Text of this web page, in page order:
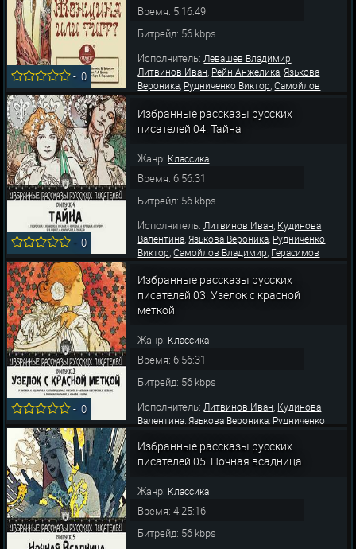
-0
Время: 5:16:49
Битрейд: 56 kbps
Исполнитель:Левашев Владимир,
Литвинов Иван, Рейн Анжелика,Язькова
Вероника, Рудниченко Виктор,Самойлов
-0
Избранные рассказы русских
писателей 04. Тайна
Жанр: Классика
Время: 6:56:31
Битрейд: 56 kbps
Исполнитель: Литвинов Иван Кудинова
Валентина Язькова Вероника Рудниченко
Виктор ,Самойлов Владимир Герасимов
Наталья
-0
Избранные рассказы русских
писателей 03. Узелок с красной
меткой
Жанр: Классика
Время: 6:56:31
Битрейд: 56 kbps
Исполнитель:Литвинов Иван, Кудинова
Валентина,Язькова Вероника, Рудниченко
Вячеслав,Винокурова Надежда,Пешкова
Наталья
Избранные рассказы русских
писателей 05. Ночная всадница
Жанр: Классика
Время: 4:25:16
Битрейд: 56 kbps